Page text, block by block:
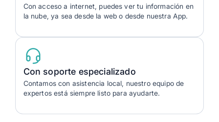
Con acceso a internet, puedes ver tu información en
la nube, ya sea desde la web o desde nuestra App.
Con soporte especializado
Contamos con asistencia local, nuestro equipo de
expertos está siempre listo para ayudarte.